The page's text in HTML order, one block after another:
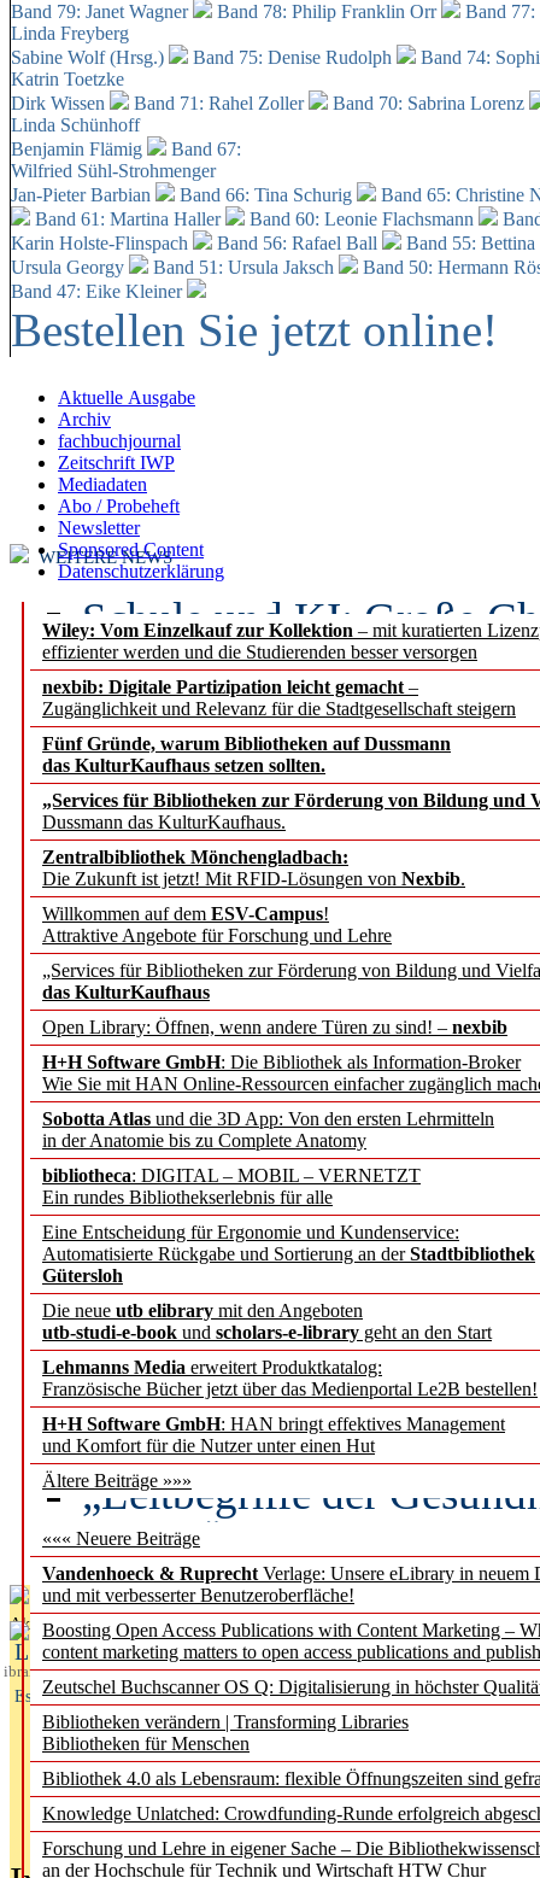
Band 79: Janet Wagner Band 78: Philip Franklin Orr
Band
Linda Freyberg
Sabine Wolf (Hrsg.)
Band 75: Denise Rudolph
Band 74:
Katrin Toetzke
Dirk Wissen
Band 71: Rahel Zoller
Band 70: Sabrina Lorenz
Linda Schünhoff
Benjamin Flämig
Band 67:
Wilfried Sühl-Strohmenger
Jan-Pieter Barbian
Band 66: Tina Schurig
Band 65: Christine
Band 61: Martina Haller
Band 60: Leonie Flachsmann
Karin Holste-Flinspach
Band 56: Rafael Ball
Band 55:
Ursula Georgy
Band 51: Ursula Jaksch Band 50: Hermann
Band 47: Eike Kleiner
Bestellen Sie jetzt online!
Aktuelle Ausgabe
Archiv
fachbuchjournal
Zeitschrift IWP
Mediadaten
Abo / Probeheft
Newsletter
Sponsored Content
Datenschutzerklärung
Wiley: Vom Einzelkauf zur Kollektion – mit kuratierten
effizienter werden und die Studierenden besser versorgen
nexbib: Digitale Partizipation leicht gemacht –
Zugänglichkeit und Relevanz für die Stadtgesellschaft steigern
Fünf Gründe, warum Bibliotheken auf Dussmann
das KulturKaufhaus setzen sollten.
„Services für Bibliotheken zur Förderung von Bildung und
Dussmann das KulturKaufhaus.
Zentralbibliothek Mönchengladbach:
Die Zukunft ist jetzt! Mit RFID-Lösungen von Nexbib.
Willkommen auf dem ESV-Campus!
Attraktive Angebote für Forschung und Lehre
„Services für Bibliotheken zur Förderung von Bildung und
das KulturKaufhaus
Open Library: Öffnen, wenn andere Türen zu sind! – nexbib
H+H Software GmbH: Die Bibliothek als Information-Broker
Wie Sie mit HAN Online-Ressourcen einfacher zugänglich
Sobotta Atlas und die 3D App: Von den ersten Lehrmitteln
in der Anatomie bis zu Complete Anatomy
bibliotheca: DIGITAL – MOBIL – VERNETZT
Ein rundes Bibliothekserlebnis für alle
Eine Entscheidung für Ergonomie und Kundenservice:
Automatisierte Rückgabe und Sortierung an derStadtbibliothek
Gütersloh
Die neue utb elibrary mit den Angeboten
utb-studi-e-book und scholars-e-library geht an den Start
Lehmanns Media erweitert Produktkatalog:
Französische Bücher jetzt über das Medienportal Le2B bestellen!
H+H Software GmbH: HAN bringt effektives Management
und Komfort für die Nutzer unter einen Hut
Ältere Beiträge »»»
««« Neuere Beiträge
Vandenhoeck & Ruprecht Verlage: Unsere eLibrary in neuem
und mit verbesserter Benutzeroberfläche!
Boosting Open Access Publications with Content Marketing –
content marketing matters to open access publications and
Zeutschel Buchscanner OS Q: Digitalisierung in höchster
Bibliotheken verändern | Transforming Libraries
Bibliotheken für Menschen
Bibliothek 4.0 als Lebensraum: flexible Öffnungszeiten sind
Knowledge Unlatched: Crowdfunding-Runde erfolgreich
Forschung und Lehre in eigener Sache – Die
an der Hochschule für Technik und Wirtschaft HTW Chur
WEITERE NEWS
Schule und KI: Große
Voraussetzungen
Erfolgreiches erstes
Segment Research –
angepasst
konstruktiv!
Mohr Siebeck
und die Zeitschrift für
Francke Attempto
EBSCO Information
Recherchefunktionen in
Sorbisches Institut neu
Geschichte und
Künstliche Intelligenz
besser zu verstehen
„Leitbegriffe der
des BIÖG erscheinen
Aktuelles aus
L
ibrary
Essentials